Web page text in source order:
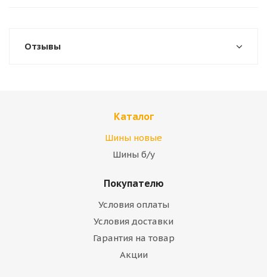
Отзывы
Каталог
Шины новые
Шины б/у
Покупателю
Условия оплаты
Условия доставки
Гарантия на товар
Акции